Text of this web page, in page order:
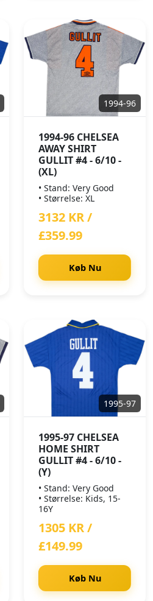
1994-96
1994-96 CHELSEA
AWAY SHIRT
GULLIT #4 - 6/10 -
(XL)
• Stand: Very Good
• Størrelse: XL
3132 KR /
£359.99
Køb Nu
1995-97
1995-97 CHELSEA
HOME SHIRT
GULLIT #4 - 6/10 -
(Y)
• Stand: Very Good
• Størrelse: Kids, 15-
16Y
1305 KR /
£149.99
Køb Nu